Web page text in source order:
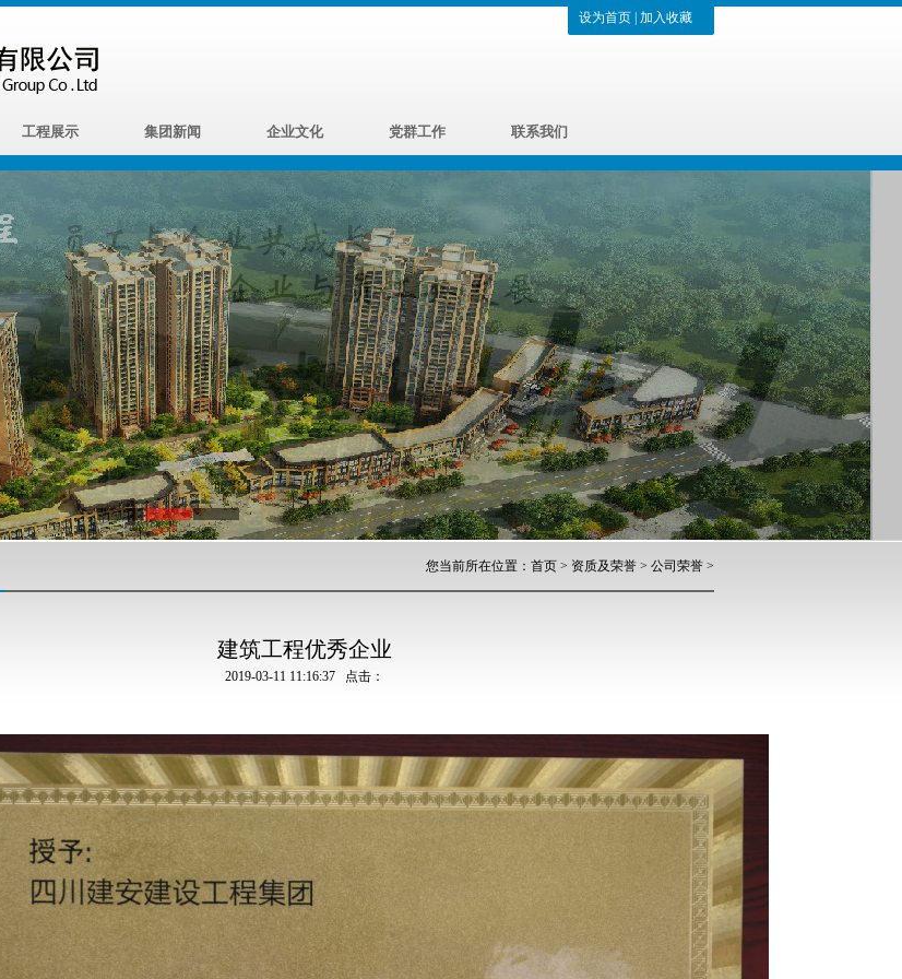
设为首页 加入收藏
工程展示 集团新闻 企业文化 党群工作 联系我们
您当前所在位置： 首页 > 资质及荣誉 > 公司荣誉 >
建筑工程优秀企业
2019-03-11 11:16:37 点击：